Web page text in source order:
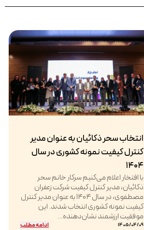
انتخاب سحر ذکائیان به عنوان مدیر
کنترل کیفیت نمونه کشوری در سال
۱۴۰۴
با افتخار اعلام می‌کنیم سرکار خانم سحر
ذکائیان، مدیر کنترل کیفیت شرکت زعفران
مصطفوی، در سال ۱۴۰۴ به عنوان مدیر کنترل
کیفیت نمونه کشوری انتخاب شدند. این
موفقیت ارزشمند نشان‌دهنده...
1405/04/09 ادامه مطلب